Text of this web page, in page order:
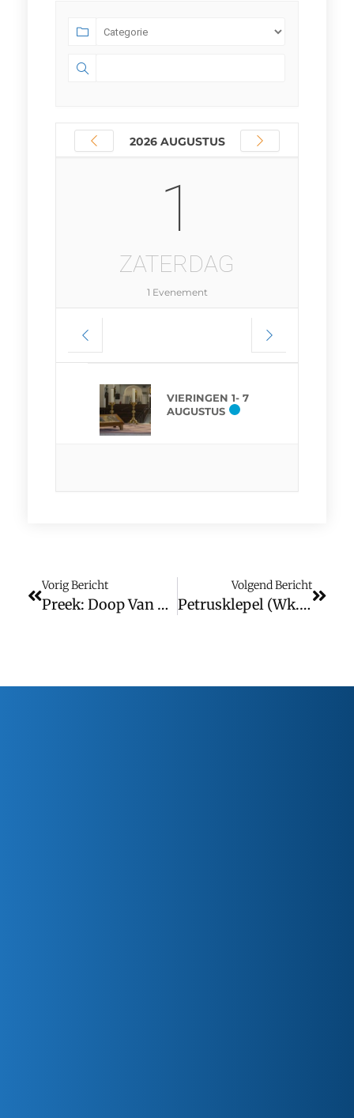
2026 AUGUSTUS
1
ZATERDAG
1 Evenement
VIERINGEN 1- 7
AUGUSTUS
Vorig Bericht
Preek: Doop Van De Heer
Volgend Bericht
Petrusklepel (wk. 3)